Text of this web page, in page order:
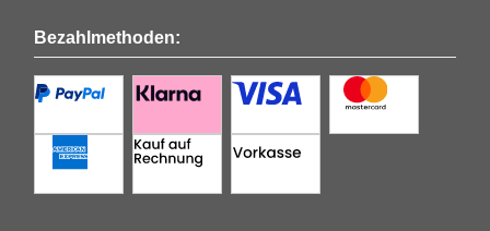
Bezahlmethoden: